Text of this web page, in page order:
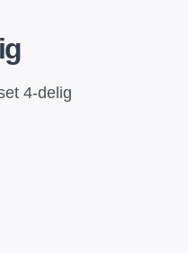
4-delig